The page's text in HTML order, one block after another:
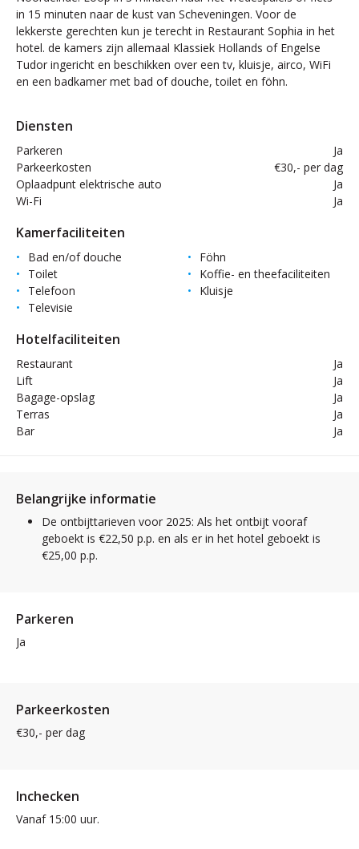
in 15 minuten naar de kust van Scheveningen. Voor de
lekkerste gerechten kun je terecht in Restaurant Sophia in het
hotel. de kamers zijn allemaal Klassiek Hollands of Engelse
Tudor ingericht en beschikken over een tv, kluisje, airco, WiFi
en een badkamer met bad of douche, toilet en föhn.
Diensten
Parkeren
Ja
Parkeerkosten
€30,- per dag
Oplaadpunt elektrische auto
Ja
Wi-Fi
Ja
Kamerfaciliteiten
Bad en/of douche
Föhn
Toilet
Koffie- en theefaciliteiten
Telefoon
Kluisje
Televisie
Hotelfaciliteiten
Restaurant
Ja
Lift
Ja
Bagage-opslag
Ja
Terras
Ja
Bar
Ja
Belangrijke informatie
De ontbijttarieven voor 2025: Als het ontbijt vooraf
geboekt is €22,50 p.p. en als er in het hotel geboekt is
€25,00 p.p.
Parkeren
Ja
Parkeerkosten
€30,- per dag
Inchecken
Vanaf 15:00 uur.